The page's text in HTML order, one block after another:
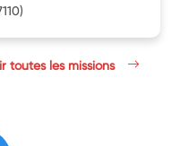
toutes les missions